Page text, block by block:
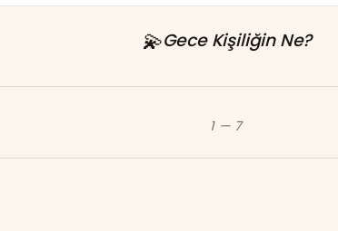
💫Gece Kişiliğin Ne?
1 — 7